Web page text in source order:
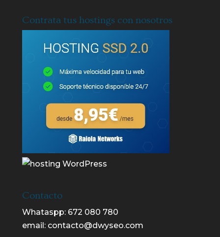
Contrata tus hostings con nosotros
Contacto
Whataspp: 672 080 780
email: contacto@dwyseo.com